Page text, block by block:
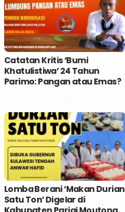
Catatan Kritis ‘Bumi
Khatulistiwa’ 24 Tahun
Parimo: Pangan atau Emas?
Lomba Berani ‘Makan Durian
Satu Ton’ Digelar di